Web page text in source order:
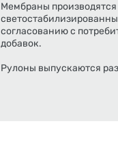
Мембраны
согласованию с
добавок.
Рулоны выпускаются